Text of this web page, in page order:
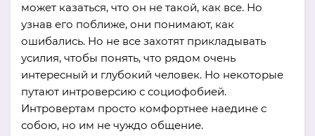
может казаться, что он не такой, как все. Но
узнав его поближе, они понимают, как
ошибались. Но не все захотят прикладывать
усилия, чтобы понять, что рядом очень
интересный и глубокий человек. Но некоторые
путают интроверсию с социофобией.
Интровертам просто комфортнее наедине с
собою, но им не чуждо общение.